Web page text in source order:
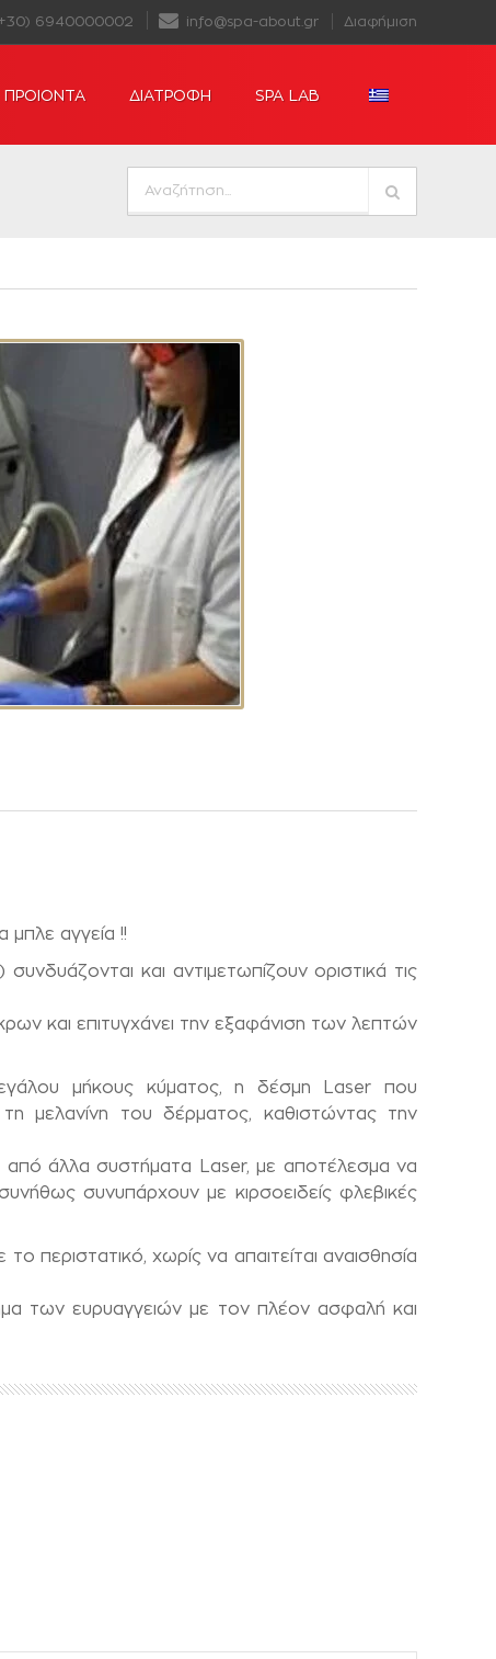
6940000002 info@spa-about.gr Διαφήμιση
ΠΡΟΙΟΝΤΑ ΔΙΑΤΡΟΦΗ SPA LAB
μπλε αγγεία !!
και αντιμετωπίζουν οριστικά τις
και επιτυγχάνει την εξαφάνιση των λεπτών
μήκους κύματος, η δέσμη Laser που
μελανίνη του δέρματος, καθιστώντας την
από άλλα συστήματα Laser, με αποτέλεσμα να
συνυπάρχουν με κιρσοειδείς φλεβικές
περιστατικό, χωρίς να απαιτείται αναισθησία
των ευρυαγγειών με τον πλέον ασφαλή και